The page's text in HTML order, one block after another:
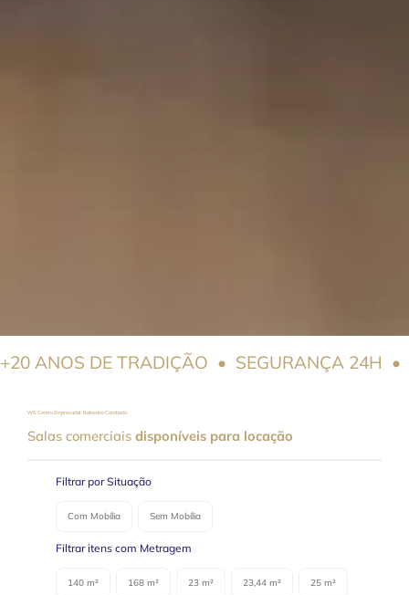
WS Centro Empresarial · Balneário Camboriú
Salas comerciais disponíveis para locação
Filtrar por Situação
Com Mobília Sem Mobília
Filtrar itens com Metragem
140 m² 168 m² 23 m² 23,44 m² 25 m²